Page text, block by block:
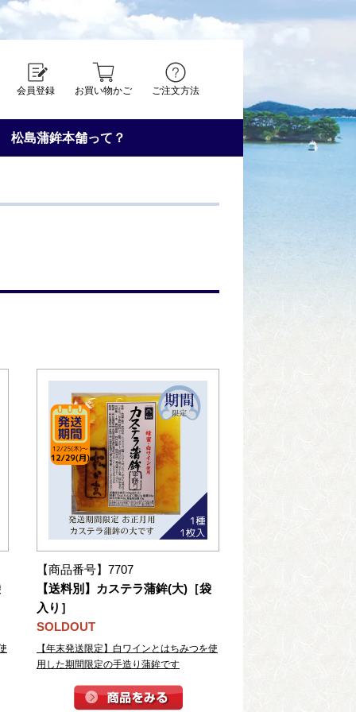
会員登録 お買い物かご ご注文方法
松島蒲鉾本舗って？
【商品番号】7707
【送料別】カステラ蒲鉾(大)［袋
入り］
SOLDOUT
【年末発送限定】白ワインとはちみつを使
用した期間限定の手造り蒲鉾です